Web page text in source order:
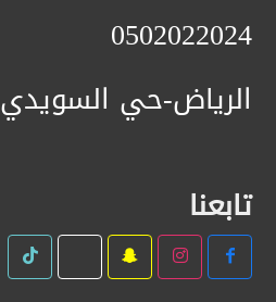
0502022024
الرياض-حي السويدي
تابعنا